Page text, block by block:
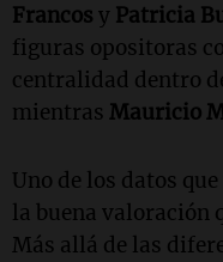
Francos y Patricia
figuras opositoras
centralidad dentro
mientras Mauricio
Uno de los datos
la buena valoración
Más allá de las